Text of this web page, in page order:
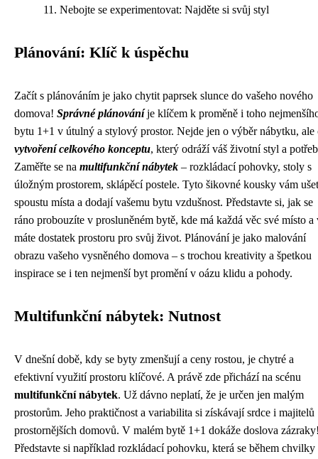
Nebojte se experimentovat: Najděte si svůj styl
Plánování: Klíč k úspěchu
Začít s plánováním je jako chytit paprsek slunce do vašeho nového
domova! Správné plánováníje klíčem k proměně i toho
bytu 1+1 v útulný a stylový prostor. Nejde jen o výběr nábytku, ale
vytvoření celkového konceptu, který odráží váš životní styl a
Zaměřte se na multifunkční nábytek – rozkládací pohovky, stoly s
úložným prostorem, sklápěcí postele. Tyto šikovné kousky vám
spoustu místa a dodají vašemu bytu vzdušnost. Představte si, jak se
ráno probouzíte v prosluněném bytě, kde má každá věc své místo a
máte dostatek prostoru pro svůj život. Plánování je jako malování
obrazu vašeho vysněného domova – s trochou kreativity a špetkou
inspirace se i ten nejmenší byt promění v oázu klidu a pohody.
Multifunkční nábytek: Nutnost
V dnešní době, kdy se byty zmenšují a ceny rostou, je chytré a
efektivní využití prostoru klíčové. A právě zde přichází na scénu
multifunkční nábytek. Už dávno neplatí, že je určen jen malým
prostorům. Jeho praktičnost a variabilita si získávají srdce i majitelů
prostornějších domovů. V malém bytě 1+1 dokáže doslova
Představte si například rozkládací pohovku, která se během chvilky